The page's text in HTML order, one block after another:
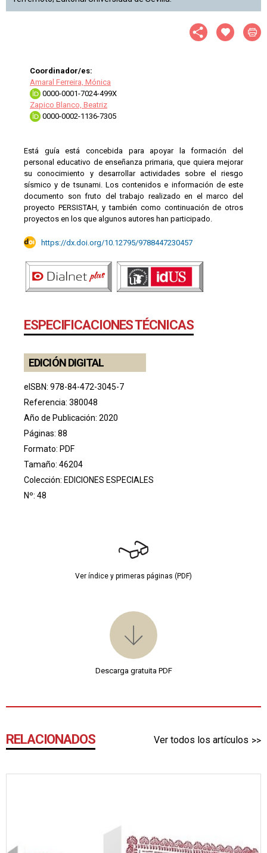
Coordinador/es:
Amaral Ferreira, Mónica
0000-0001-7024-499X
Zapico Blanco, Beatriz
0000-0002-1136-7305
Está guía está concebida para apoyar la formación del
personal educativo de enseñanza primaria, que quiera mejorar
su conocimiento y desarrollar actividades sobre el riesgo
sísmico y de tsunami. Los contenidos e información de este
documento son fruto del trabajo realizado en el marco del
proyecto PERSISTAH, y también como continuación de otros
proyectos en los que algunos autores han participado.
https://dx.doi.org/10.12795/9788447230457
ESPECIFICACIONES TÉCNICAS
EDICIÓN DIGITAL
eISBN: 978-84-472-3045-7
Referencia: 380048
Año de Publicación: 2020
Páginas: 88
Formato: PDF
Tamaño: 46204
Colección: EDICIONES ESPECIALES
Nº: 48
Ver índice y primeras páginas (PDF)
Descarga gratuita PDF
RELACIONADOS Ver todos los artículos